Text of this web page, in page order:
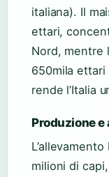
italiana). Il
ettari,
Nord, mentre
650mila
rende l’Italia
Produzione
milioni di